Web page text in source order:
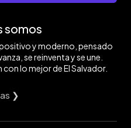
somos
y moderno, pensado
se reinventa y se une.
lo mejor de El Salvador.
❯